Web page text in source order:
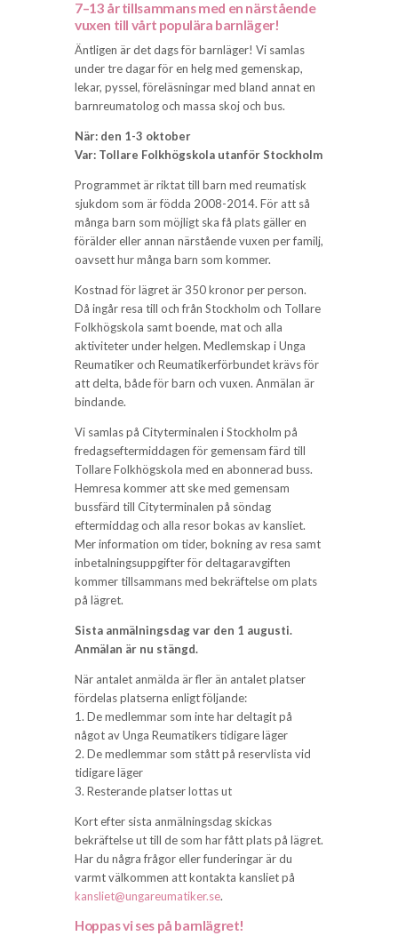
7–13 år tillsammans med en närstående
vuxen till vårt populära barnläger!
Äntligen är det dags för barnläger! Vi samlas
under tre dagar för en helg med gemenskap,
lekar, pyssel, föreläsningar med bland annat en
barnreumatolog och massa skoj och bus.
När: den 1-3 oktober
Var: Tollare Folkhögskola utanför Stockholm
Programmet är riktat till barn med reumatisk
sjukdom som är födda 2008-2014. För att så
många barn som möjligt ska få plats gäller en
förälder eller annan närstående vuxen per familj,
oavsett hur många barn som kommer.
Kostnad för lägret är 350 kronor per person.
Då ingår resa till och från Stockholm och Tollare
Folkhögskola samt boende, mat och alla
aktiviteter under helgen. Medlemskap i Unga
Reumatiker och Reumatikerförbundet krävs för
att delta, både för barn och vuxen. Anmälan är
bindande.
Vi samlas på Cityterminalen i Stockholm på
fredagseftermiddagen för gemensam färd till
Tollare Folkhögskola med en abonnerad buss.
Hemresa kommer att ske med gemensam
bussfärd till Cityterminalen på söndag
eftermiddag och alla resor bokas av kansliet.
Mer information om tider, bokning av resa samt
inbetalningsuppgifter för deltagaravgiften
kommer tillsammans med bekräftelse om plats
på lägret.
Sista anmälningsdag var den 1 augusti.
Anmälan är nu stängd.
När antalet anmälda är fler än antalet platser
fördelas platserna enligt följande:
1. De medlemmar som inte har deltagit på
något av Unga Reumatikers tidigare läger
2. De medlemmar som stått på reservlista vid
tidigare läger
3. Resterande platser lottas ut
Kort efter sista anmälningsdag skickas
bekräftelse ut till de som har fått plats på lägret.
Har du några frågor eller funderingar är du
varmt välkommen att kontakta kansliet på
kansliet@ungareumatiker.se.
Hoppas vi ses på barnlägret!